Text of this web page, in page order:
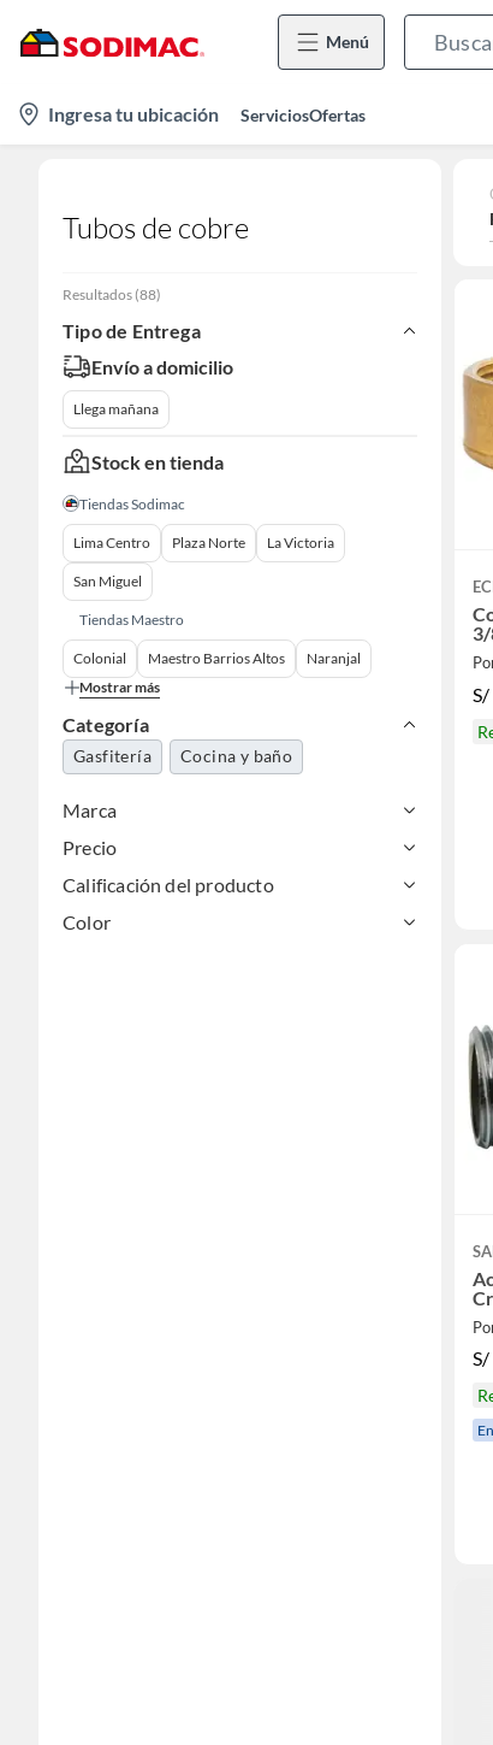
Menú
location-
icon
Ingresa tu ubicación ServiciosOfertas
Tubos de cobre
Resultados (88)
Tipo de Entrega
Envío a domicilio
Llega mañana
Stock en tienda
Tiendas Sodimac
Lima Centro Plaza Norte La Victoria
San Miguel
Tiendas Maestro
Colonial Maestro Barrios Altos
Naranjal
Mostrar más
Categoría
Gasfitería Cocina y baño
Marca
Precio
Calificación del producto
Color
S/
S/